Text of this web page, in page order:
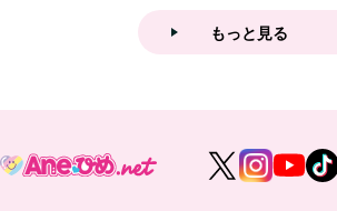
もっと見る